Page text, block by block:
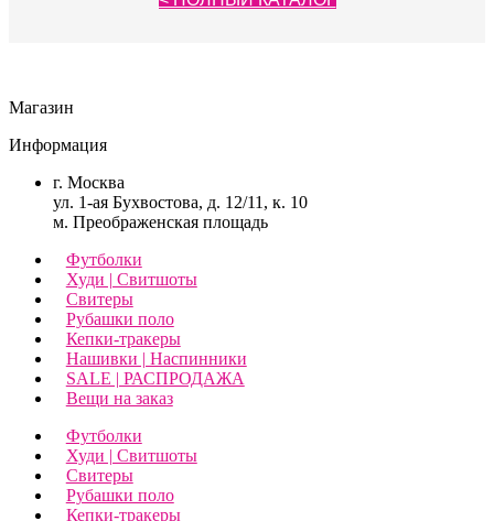
Магазин
Информация
г. Москва
ул. 1-ая Бухвостова, д. 12/11, к. 10
м. Преображенская площадь
Футболки
Худи | Свитшоты
Свитеры
Рубашки поло
Кепки-тракеры
Нашивки | Наспинники
SALE | РАСПРОДАЖА
Вещи на заказ
Футболки
Худи | Свитшоты
Свитеры
Рубашки поло
Кепки-тракеры